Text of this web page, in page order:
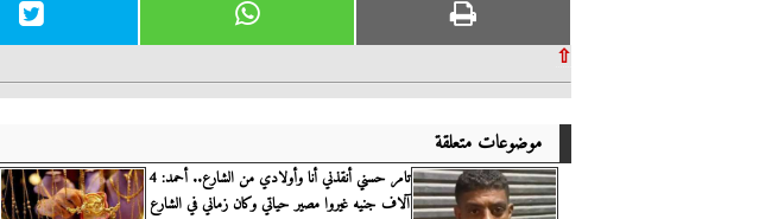
⇧
موضوعات متعلقة
تامر حسني أنقذني أنا وأولادي من الشارع.. أحمد: 4
آلاف جنيه غيروا مصير حياتي وكان زماني في الشارع